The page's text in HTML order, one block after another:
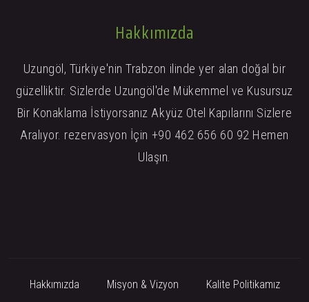
Hakkımızda
Uzungöl, Türkiye'nin Trabzon ilinde yer alan doğal bir
güzelliktir. Sizlerde Uzungöl'de Mükemmel ve Kusursuz
Bir Konaklama İstiyorsanız Akyüz Otel Kapılarını Sizlere
Aralıyor. rezervasyon İçin +90 462 656 60 92 Hemen
Ulaşın.
Hakkımızda Misyon & Vizyon Kalite Politikamız